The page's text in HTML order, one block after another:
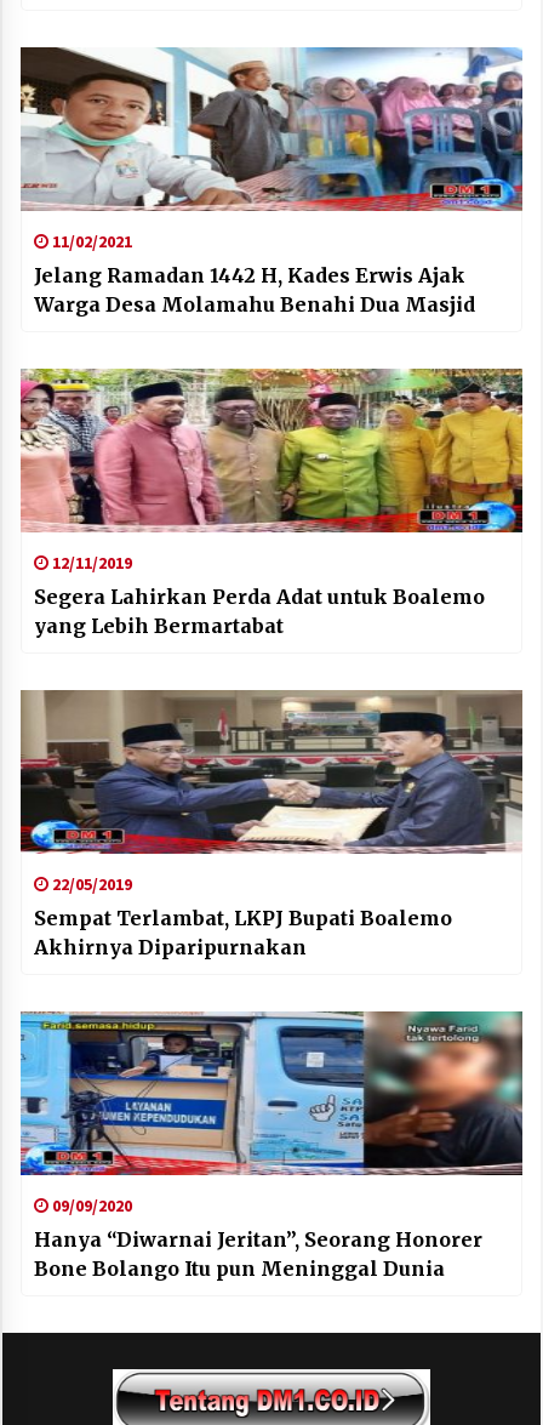
11/02/2021
Jelang Ramadan 1442 H, Kades Erwis Ajak
Warga Desa Molamahu Benahi Dua Masjid
12/11/2019
Segera Lahirkan Perda Adat untuk Boalemo
yang Lebih Bermartabat
22/05/2019
Sempat Terlambat, LKPJ Bupati Boalemo
Akhirnya Diparipurnakan
09/09/2020
Hanya “Diwarnai Jeritan”, Seorang Honorer
Bone Bolango Itu pun Meninggal Dunia